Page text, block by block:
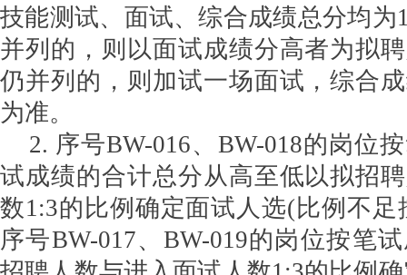
技能测试、面试、综合成绩总分均为
并列的，则以面试成绩分高者为拟
仍并列的，则加试一场面试，综合
为准。
2. 序号BW-016、 BW-018的岗位
试成绩的合计总分从高至低以拟招
数1:3的比例确定面试人选(比例不
序号BW-017、 BW-019的岗位按笔